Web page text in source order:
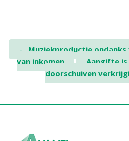
AvantiOnline
Twinfield – Boekhouden
Visionplanner – Rapportage
Online Salaris – Salarissen
Post
navigation
← Muziekproductie
van inkomen
Aangifte
doorschuiven